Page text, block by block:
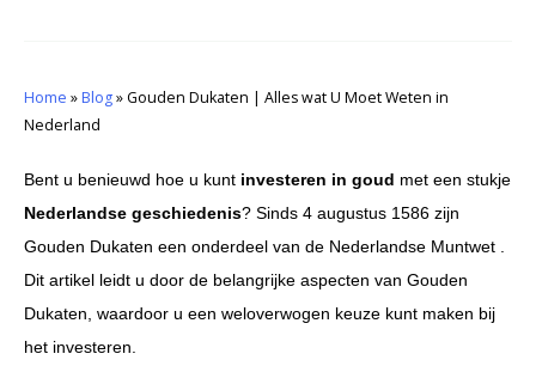
Home » Blog» Gouden Dukaten | Alles wat U Moet Weten in
Nederland
Bent u benieuwd hoe u kunt investeren in goud met een stukje
Nederlandse geschiedenis? Sinds 4 augustus 1586 zijn
Gouden Dukaten een onderdeel van de Nederlandse Muntwet .
Dit artikel leidt u door de belangrijke aspecten van Gouden
Dukaten, waardoor u een weloverwogen keuze kunt maken bij
het investeren.